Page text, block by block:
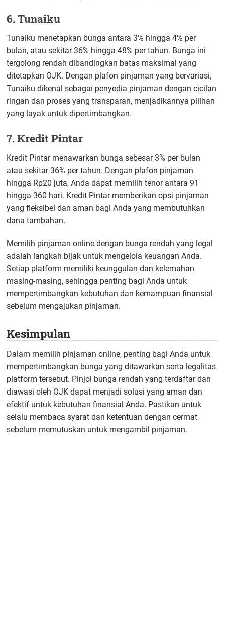
6. Tunaiku
Tunaiku menetapkan bunga antara 3% hingga 4% per
bulan, atau sekitar 36% hingga 48% per tahun. Bunga ini
tergolong rendah dibandingkan batas maksimal yang
ditetapkan OJK. Dengan plafon pinjaman yang bervariasi,
Tunaiku dikenal sebagai penyedia pinjaman dengan cicilan
ringan dan proses yang transparan, menjadikannya pilihan
yang layak untuk dipertimbangkan.
7. Kredit Pintar
Kredit Pintar menawarkan bunga sebesar 3% per bulan
atau sekitar 36% per tahun. Dengan plafon pinjaman
hingga Rp20 juta, Anda dapat memilih tenor antara 91
hingga 360 hari. Kredit Pintar memberikan opsi pinjaman
yang fleksibel dan aman bagi Anda yang membutuhkan
dana tambahan.
Memilih pinjaman online dengan bunga rendah yang legal
adalah langkah bijak untuk mengelola keuangan Anda.
Setiap platform memiliki keunggulan dan kelemahan
masing-masing, sehingga penting bagi Anda untuk
mempertimbangkan kebutuhan dan kemampuan finansial
sebelum mengajukan pinjaman.
Kesimpulan
Dalam memilih pinjaman online, penting bagi Anda untuk
mempertimbangkan bunga yang ditawarkan serta legalitas
platform tersebut. Pinjol bunga rendah yang terdaftar dan
diawasi oleh OJK dapat menjadi solusi yang aman dan
efektif untuk kebutuhan finansial Anda. Pastikan untuk
selalu membaca syarat dan ketentuan dengan cermat
sebelum memutuskan untuk mengambil pinjaman.